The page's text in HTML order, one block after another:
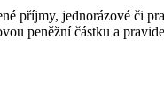
příjmy, jednorázové či
peněžní částku a